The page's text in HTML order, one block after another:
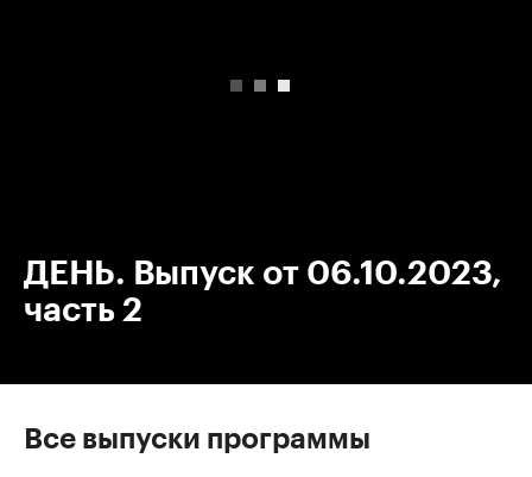
ДЕНЬ. Выпуск от 06.10.2023,
часть 2
Все выпуски программы